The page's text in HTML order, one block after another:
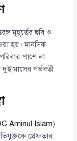
মুহূর্তের ছবি ও
হয়। মানসিক
পাশে না
দুই মাসের গর্ভবতী
Aminul Islam)
গ্রেফতার